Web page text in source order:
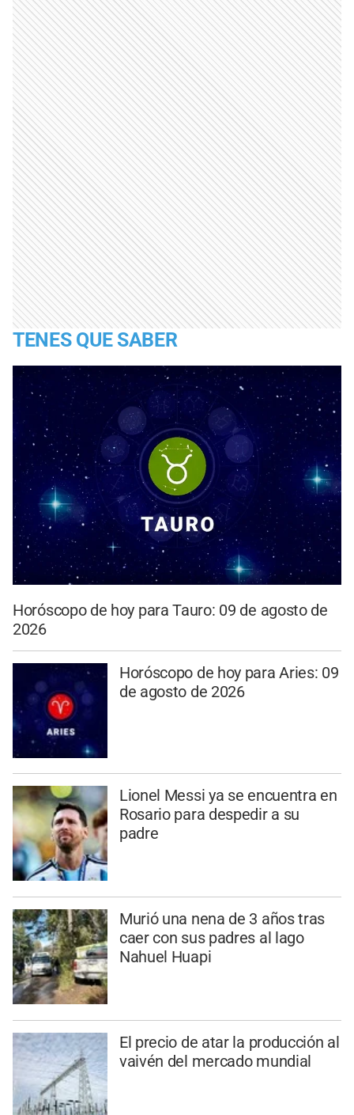
TENES QUE SABER
Horóscopo de hoy para Tauro: 09 de agosto de
2026
Horóscopo de hoy para Aries: 09
de agosto de 2026
Lionel Messi ya se encuentra en
Rosario para despedir a su
padre
Murió una nena de 3 años tras
caer con sus padres al lago
Nahuel Huapi
El precio de atar la producción al
vaivén del mercado mundial